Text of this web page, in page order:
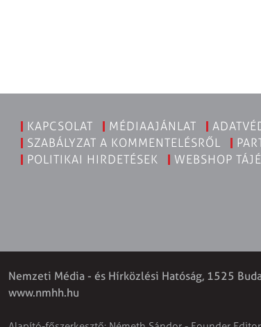
KAPCSOLAT MÉDIAAJÁNLAT
SZABÁLYZAT A KOMMENTELÉSRŐL
POLITIKAI HIRDETÉSEK
WEBSHOP
Nemzeti Média - és Hírközlési Hatóság, 1525
www.nmhh.hu